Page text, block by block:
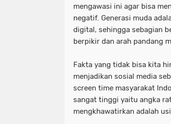
mengawasi ini agar bisa
negatif. Generasi muda
digital, sehingga sebagian
berpikir dan arah pandang
Fakta yang tidak bisa kita
menjadikan sosial media
screen time masyarakat
sangat tinggi yaitu angka
mengkhawatirkan adalah